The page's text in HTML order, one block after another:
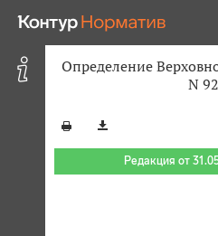
Определение
N
Редакция от